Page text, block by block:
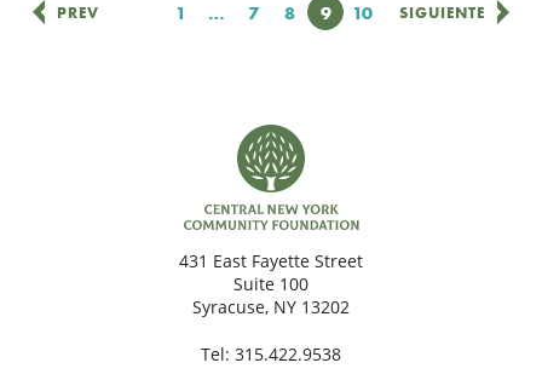
PREV Página
1 … Página
7 Página
8 Página
9 Página
10 SIGUIENTE
431 East Fayette Street
Suite 100
Syracuse, NY 13202
Tel: 315.422.9538